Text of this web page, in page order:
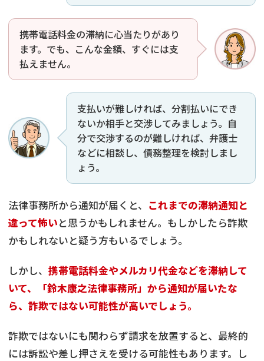
携帯電話料金の滞納に心当たりがあり
ます。でも、こんな金額、すぐには支
払えません。
支払いが難しければ、分割払いにでき
ないか相手と交渉してみましょう。自
分で交渉するのが難しければ、弁護士
などに相談し、債務整理を検討しまし
ょう。
法律事務所から通知が届くと、 これまでの滞納通知と
違って怖いと思うかもしれません。もしかしたら詐欺
かもしれないと疑う方もいるでしょう。
しかし、 携帯電話料金やメルカリ代金などを滞納して
いて、「鈴木康之法律事務所」から通知が届いたな
ら、詐欺ではない可能性が高いでしょう。
詐欺ではないにも関わらず請求を放置すると、最終的
には訴訟や差し押さえを受ける可能性もあります。し